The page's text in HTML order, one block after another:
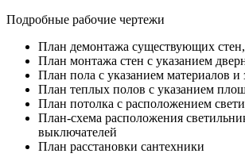
Подробные рабочие чертежи
План демонтажа существующих
План монтажа стен с указанием
План пола с указанием материалов и
План теплых полов с указанием
План потолка с расположением
План-схема расположения
выключателей
План расстановки сантехники